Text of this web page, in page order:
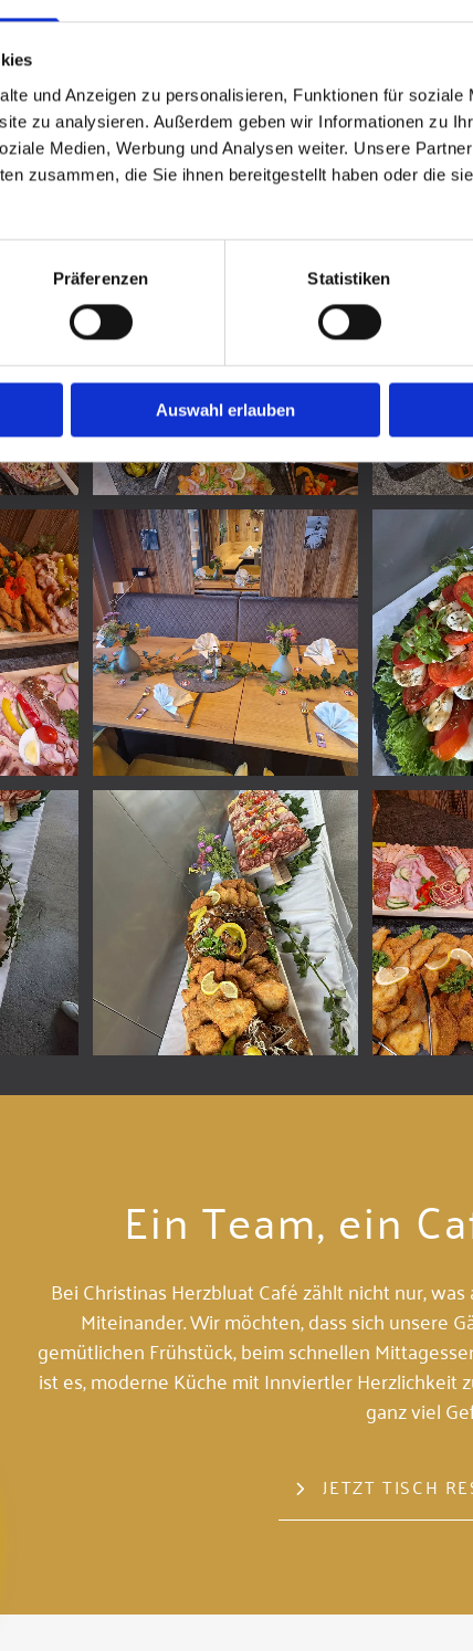
und Anzeigen zu personalisieren, Funktionen für soziale
zu analysieren. Außerdem geben wir Informationen zu
Medien, Werbung und Analysen weiter. Unsere
zusammen, die Sie ihnen bereitgestellt haben oder die
Präferenzen Statistiken
Auswahl erlauben
Ein Team, ein
Bei Christinas Herzbluat Café zählt nicht nur,
Miteinander. Wir möchten, dass sich unsere
gemütlichen Frühstück, beim schnellen
ist es, moderne Küche mit Innviertler Herzlichkeit
ganz viel
JETZT TISCH